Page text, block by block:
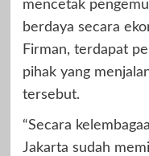
mencetak
berdaya secara
Firman, terdapat
pihak yang
tersebut.
“Secara
Jakarta sudah